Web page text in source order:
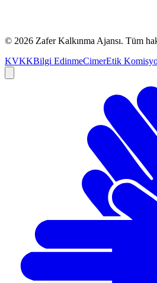
© 2026 Zafer Kalkınma Ajansı. Tüm
KVKKBilgi EdinmeCimerEtik